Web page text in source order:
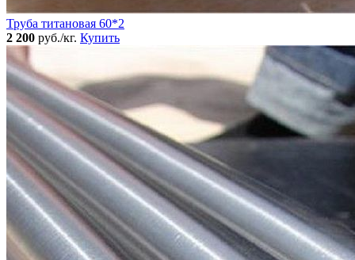
Труба титановая 60*2
2 200 руб./кг. Купить